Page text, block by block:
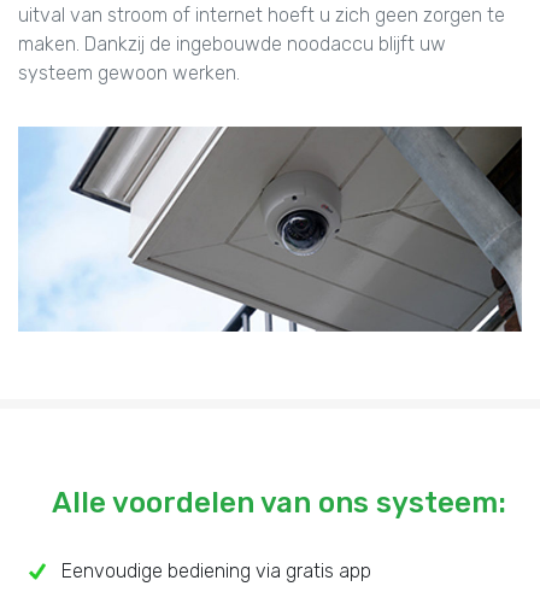
uitval van stroom of internet hoeft u zich geen zorgen te
maken. Dankzij de ingebouwde noodaccu blijft uw
systeem gewoon werken.
Alle voordelen van ons systeem:
Eenvoudige bediening via gratis app